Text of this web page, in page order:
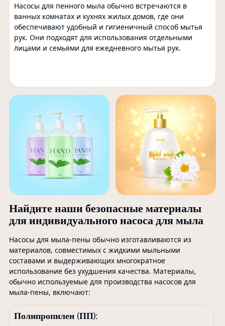
Насосы для пенного мыла обычно встречаются в
ванных комнатах и ​​кухнях жилых домов, где они
обеспечивают удобный и гигиеничный способ мытья
рук. Они подходят для использования отдельными
лицами и семьями для ежедневного мытья рук.
Найдите наши безопасные материалы
для индивидуального насоса для мыла
Насосы для мыла-пены обычно изготавливаются из
материалов, совместимых с жидкими мыльными
составами и выдерживающих многократное
использование без ухудшения качества. Материалы,
обычно используемые для производства насосов для
мыла-пены, включают:
Полипропилен (ПП):